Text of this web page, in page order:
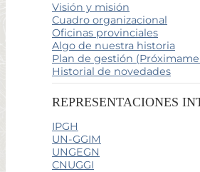
Visión y misión
Cuadro organizacional
Oficinas provinciales
Algo de nuestra historia
Plan de gestión
Historial de novedades
REPRESENTACIONES
IPGH
UN-GGIM
UNGEGN
CNUGGI